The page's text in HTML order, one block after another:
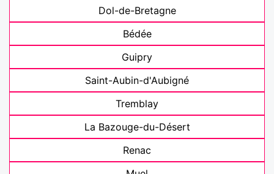
Dol-de-Bretagne
Bédée
Guipry
Saint-Aubin-d'Aubigné
Tremblay
La Bazouge-du-Désert
Renac